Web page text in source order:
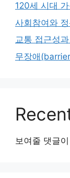
120세 시대
사회참여와
교통 접근성
무장애
보여줄 댓글